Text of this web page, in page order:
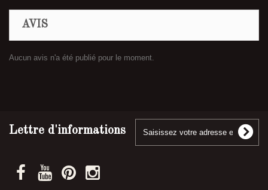
AVIS
Aucun avis n'a été publié pour le moment.
Lettre d'informations